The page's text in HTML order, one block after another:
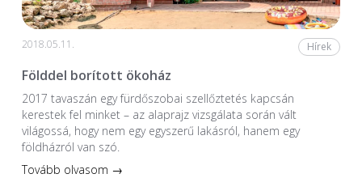
2018.05.11. Hírek
Földdel borított ökoház
2017 tavaszán egy fürdőszobai szellőztetés kapcsán
kerestek fel minket – az alaprajz vizsgálata során vált
világossá, hogy nem egy egyszerű lakásról, hanem egy
földházról van szó.
Tovább olvasom →